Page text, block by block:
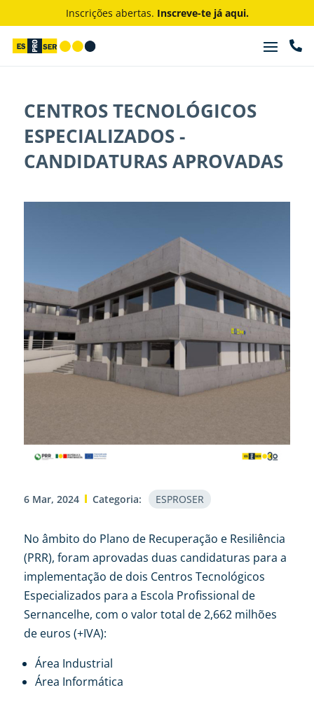
Inscrições abertas. Inscreve-te já aqui.

CENTROS TECNOLÓGICOS
ESPECIALIZADOS -
CANDIDATURAS APROVADAS
6 Mar, 2024 Categoria: ESPROSER
No âmbito do Plano de Recuperação e Resiliência
(PRR), foram aprovadas duas candidaturas para a
implementação de dois Centros Tecnológicos
Especializados para a Escola Profissional de
Sernancelhe, com o valor total de 2,662 milhões
de euros (+IVA):
Área Industrial
Área Informática